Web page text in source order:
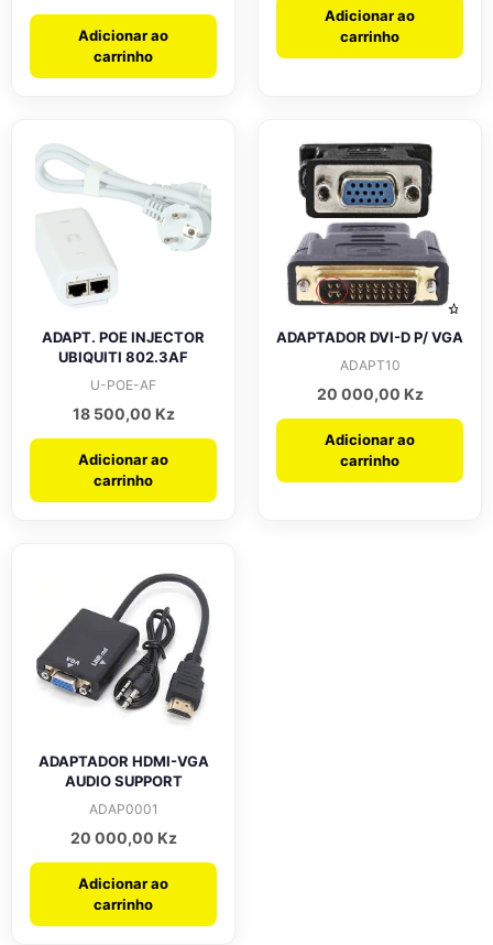
Adicionar ao
carrinho
Adicionar ao
carrinho
ADAPT. POE INJECTOR
UBIQUITI 802.3AF
U-POE-AF
18 500,00 Kz
Adicionar ao
carrinho
ADAPTADOR DVI-D P/ VGA
ADAPT10
20 000,00 Kz
Adicionar ao
carrinho
ADAPTADOR HDMI-VGA
AUDIO SUPPORT
ADAP0001
20 000,00 Kz
Adicionar ao
carrinho